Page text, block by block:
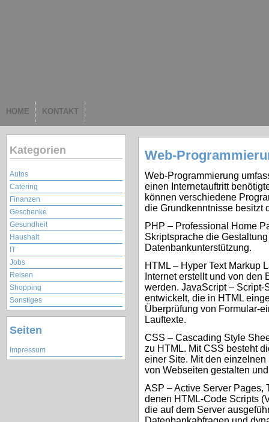
HOME KONTAKT
Kategorien
Autos
Catering
Finanzen
Geschenke
Gesundheit
Haushalt
IT
Jobs
Reisen
Shopping
Sonstiges
Seiten
Impressum
Web-
Web-Programmierung
einen Internetauftritt
können verschiedene
die Grundkenntnisse besitzt
PHP – Professional Home
Skriptsprache die
Datenbankunterstützung.
HTML – Hyper Text Markup
Internet erstellt und von
werden. JavaScript –
entwickelt, die in HTML
Überprüfung von Formular-
Lauftexte.
CSS – Cascading Style
zu HTML. Mit CSS besteht
einer Site. Mit den
von Webseiten gestalten
ASP – Active Server Pages,
denen HTML-Code Scripts
die auf dem Server